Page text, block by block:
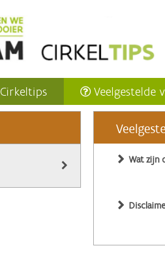
Cirkeltips Veelgestelde
Wat zijn